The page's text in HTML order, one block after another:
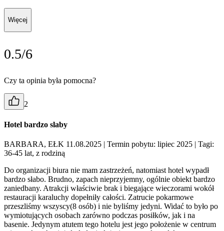
Więcej
0.5/6
Czy ta opinia była pomocna?
2
Hotel bardzo slaby
BARBARA, EŁK 11.08.2025 | Termin pobytu: lipiec 2025 | Tagi:
36-45 lat, z rodziną
Do organizacji biura nie mam zastrzeżeń, natomiast hotel wypadł
bardzo słabo. Brudno, zapach nieprzyjemny, ogólnie obiekt bardzo
zaniedbany. Atrakcji właściwie brak i biegające wieczorami wokół
restauracji karaluchy dopełniły całości. Zatrucie pokarmowe
przeszliśmy wszyscy(8 osób) i nie byliśmy jedyni. Widać to było po
wymiotujących osobach zarówno podczas posiłków, jak i na
basenie. Jedynym atutem tego hotelu jest jego położenie w centrum